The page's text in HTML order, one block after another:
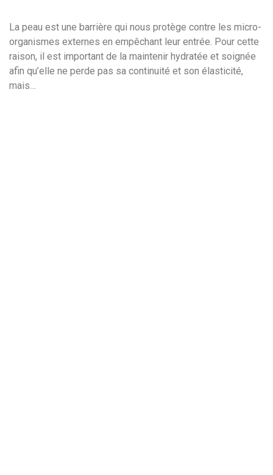
La peau est une barrière qui nous protège contre les micro-
organismes externes en empêchant leur entrée. Pour cette
raison, il est important de la maintenir hydratée et soignée
afin qu’elle ne perde pas sa continuité et son élasticité,
mais…